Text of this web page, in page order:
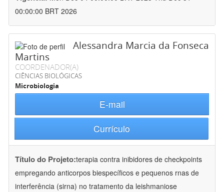
00:00:00 BRT 2026
Alessandra Marcia da Fonseca
Martins
COORDENADOR(A)
CIÊNCIAS BIOLÓGICAS
Microbiologia
E-mail
Currículo
Título do Projeto:terapia contra inibidores de checkpoints
empregando anticorpos biespecíficos e pequenos rnas de
interferência (sirna) no tratamento da leishmaniose